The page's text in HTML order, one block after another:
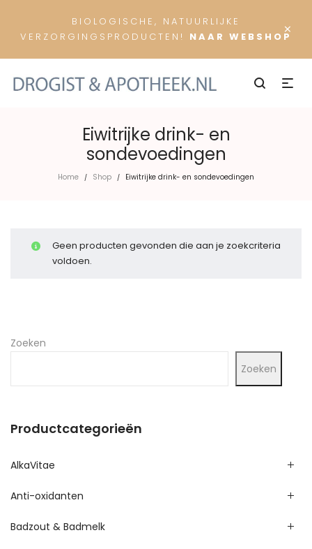
×
BIOLOGISCHE, NATUURLIJKE
VERZORGINGSPRODUCTEN! NAAR WEBSHOP
Eiwitrijke drink- en
sondevoedingen
Home / Shop / Eiwitrijke drink- en sondevoedingen
Geen producten gevonden die aan je zoekcriteria
voldoen.
Zoeken
Zoeken
Productcategorieën
AlkaVitae
Anti-oxidanten
Badzout & Badmelk